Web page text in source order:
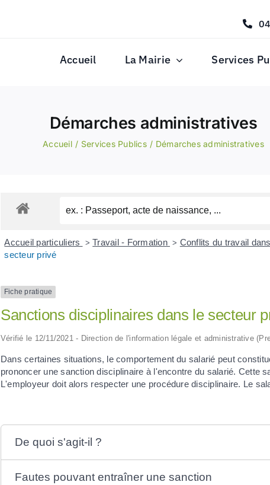
Accueil La Mairie Services
Démarches administratives
Accueil Services Publics Démarches administratives
Accueil particuliers > Travail - Formation > Conflits du travail
secteur privé
Fiche pratique
Sanctions disciplinaires dans le secteur
Vérifié le 12/11/2021 - Direction de l'information légale et administrative
Dans certaines situations, le comportement du salarié peut
prononcer une sanction disciplinaire à l'encontre du salarié. Cette
L'employeur doit alors respecter une procédure disciplinaire. Le
De quoi s'agit-il ?
Fautes pouvant entraîner une sanction